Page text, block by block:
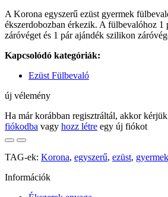
A Korona egyszerű ezüst gyermek
ékszerdobozban érkezik. A fülbevalóhoz 1
záróvéget és 1 pár ajándék szilikon
Kapcsolódó kategóriák:
Ezüst Fülbevaló
új vélemény
Ha már korábban regisztráltál, akkor
fiókodba vagy hozz létre egy új fiókot
TAG-ek: Korona, egyszerű, ezüst, gyermek
Információk